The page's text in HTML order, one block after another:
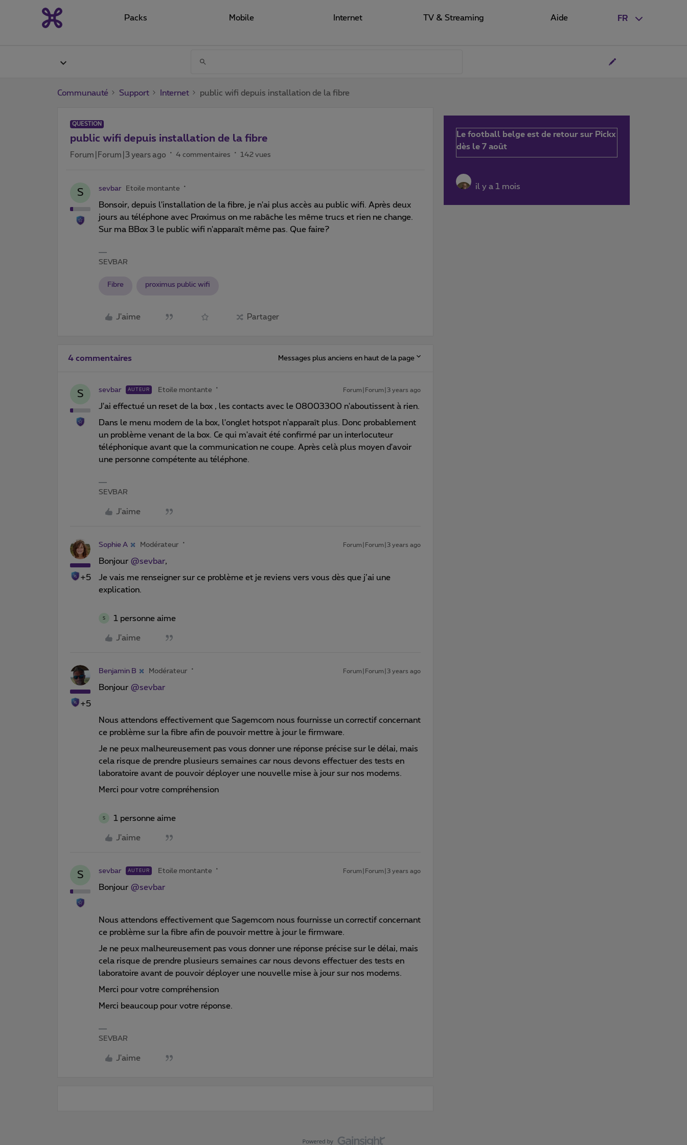
FR
Packs Mobile Internet TV & Streaming Aide
Communauté Support Internet public wifi depuis installation de la fibre
QUESTION
public wifi depuis installation de la fibre
Forum|Forum|3 years ago 4 commentaires 142 vues
S sevbar Etoile montante
Bonsoir, depuis l'installation de la fibre, je n'ai plus accès au public wifi. Après deux
jours au téléphone avec Proximus on me rabâche les même trucs et rien ne change.
Sur ma BBox 3 le public wifi n'apparaît même pas. Que faire?
SEVBAR
Fibre proximus public wifi
J'aime Partager
4 commentaires Messages plus anciens en haut de la page
S sevbar AUTEUR Etoile montante Forum|Forum|3 years ago
J'ai effectué un reset de la box , les contacts avec le 08003300 n'aboutissent à rien.
Dans le menu modem de la box, l'onglet hotspot n'apparaît plus. Donc probablement
un problème venant de la box. Ce qui m'avait été confirmé par un interlocuteur
téléphonique avant que la communication ne coupe. Après celà plus moyen d'avoir
une personne compétente au téléphone.
SEVBAR
J'aime
+5
Sophie A Modérateur Forum|Forum|3 years ago
Bonjour @sevbar,
Je vais me renseigner sur ce problème et je reviens vers vous dès que j’ai une
explication.
S 1 personne aime
J'aime
+5
Benjamin B Modérateur Forum|Forum|3 years ago
Bonjour @sevbar
Nous attendons effectivement que Sagemcom nous fournisse un correctif concernant
ce problème sur la fibre afin de pouvoir mettre à jour le firmware.
Je ne peux malheureusement pas vous donner une réponse précise sur le délai, mais
cela risque de prendre plusieurs semaines car nous devons effectuer des tests en
laboratoire avant de pouvoir déployer une nouvelle mise à jour sur nos modems.
Merci pour votre compréhension
S 1 personne aime
J'aime
S sevbar AUTEUR Etoile montante Forum|Forum|3 years ago
Bonjour @sevbar
Nous attendons effectivement que Sagemcom nous fournisse un correctif concernant
ce problème sur la fibre afin de pouvoir mettre à jour le firmware.
Je ne peux malheureusement pas vous donner une réponse précise sur le délai, mais
cela risque de prendre plusieurs semaines car nous devons effectuer des tests en
laboratoire avant de pouvoir déployer une nouvelle mise à jour sur nos modems.
Merci pour votre compréhension
Merci beaucoup pour votre réponse.
SEVBAR
J'aime
Le football belge est de retour sur Pickx
dès le 7 août
il y a 1 mois